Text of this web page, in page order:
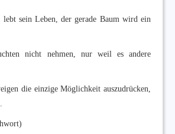
sein Leben, der gerade Baum wird ein
nicht nehmen, nur weil es andere
die einzige Möglichkeit auszudrücken,